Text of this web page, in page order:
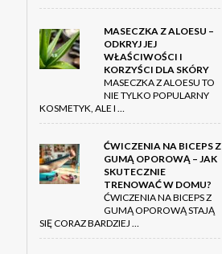
MASECZKA Z ALOESU –
ODKRYJ JEJ
WŁAŚCIWOŚCI I
KORZYŚCI DLA SKÓRY
MASECZKA Z ALOESU TO
NIE TYLKO POPULARNY
KOSMETYK, ALE I …
ĆWICZENIA NA BICEPS Z
GUMĄ OPOROWĄ – JAK
SKUTECZNIE
TRENOWAĆ W DOMU?
ĆWICZENIA NA BICEPS Z
GUMĄ OPOROWĄ STAJĄ
SIĘ CORAZ BARDZIEJ …